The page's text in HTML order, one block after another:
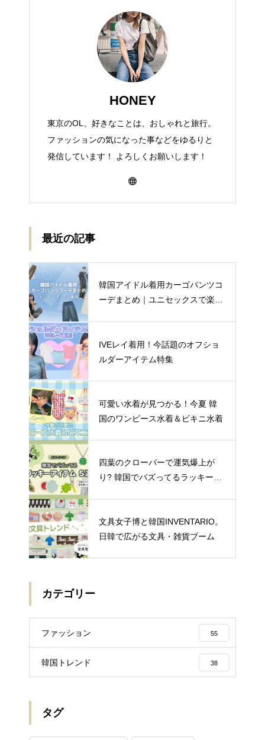
HONEY
東京のOL、好きなことは、おしゃれと旅行。
ファッションの気になった事などをゆるりと
発信しています！ よろしくお願いします！
最近の記事
韓国アイドル着用カーゴパンツコ
ーデまとめ｜ユニセックスで楽し
IVEレイ着用！今話題のオフショ
ルダーアイテム特集
可愛い水着が見つかる！今夏 韓
国のワンピース水着＆ビキニ水着
四葉のクローバーで運気爆上が
り? 韓国でバズってるラッキーア
文具女子博と韓国INVENTARIO。
日韓で広がる文具・雑貨ブーム
カテゴリー
ファッション 55
韓国トレンド 38
タグ